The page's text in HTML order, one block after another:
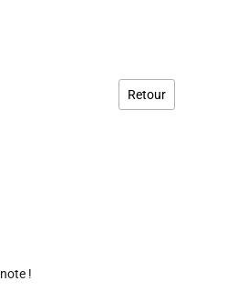
Retour
!